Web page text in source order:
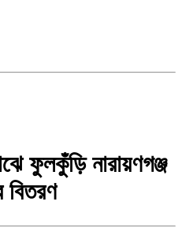
ফুলকুঁড়ি নারায়ণগঞ্জ
বিতরণ